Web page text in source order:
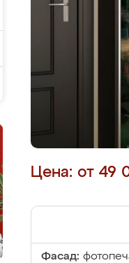
Цена: от 49
Фасад: